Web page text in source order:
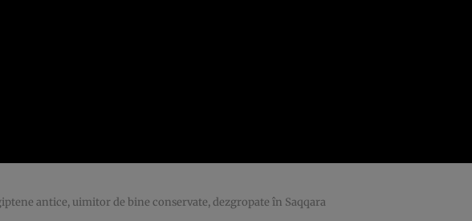
antice, uimitor de bine conservate, dezgropate în Saqqara